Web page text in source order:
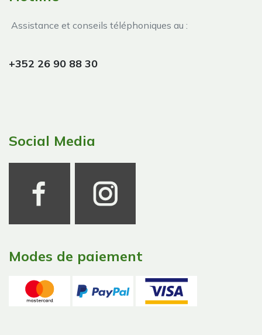
Assistance et conseils téléphoniques au :
+352 26 90 88 30
Social Media
Modes de paiement